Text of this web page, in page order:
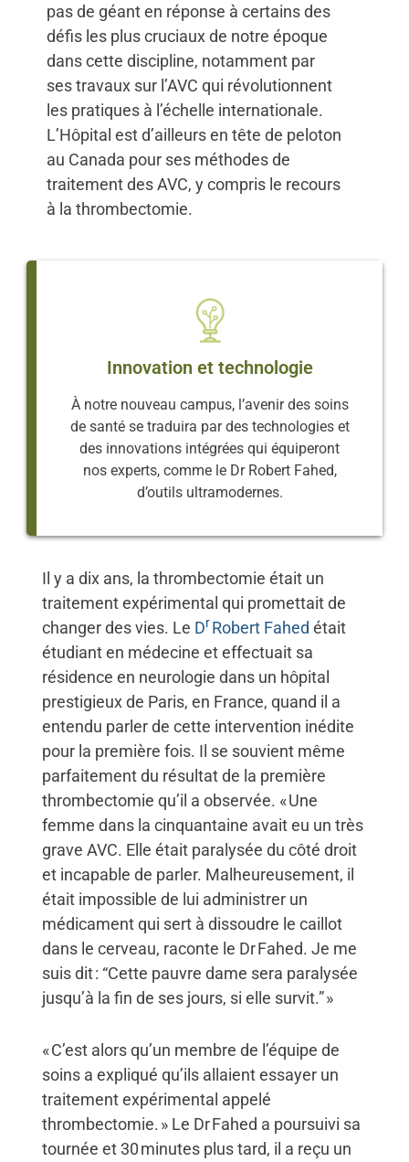
pas de géant en réponse à certains des
défis les plus cruciaux de notre époque
dans cette discipline, notamment par
ses travaux sur l’AVC qui révolutionnent
les pratiques à l’échelle internationale.
L’Hôpital est d’ailleurs en tête de peloton
au Canada pour ses méthodes de
traitement des AVC, y compris le recours
à la thrombectomie.
Innovation et technologie
À notre nouveau campus, l’avenir des soins
de santé se traduira par des technologies et
des innovations intégrées qui équiperont
nos experts, comme le Dr Robert Fahed,
d’outils ultramodernes.
Il y a dix ans, la thrombectomie était un
traitement expérimental qui promettait de
changer des vies. Le DrRobert Fahed était
étudiant en médecine et effectuait sa
résidence en neurologie dans un hôpital
prestigieux de Paris, en France, quand il a
entendu parler de cette intervention inédite
pour la première fois. Il se souvient même
parfaitement du résultat de la première
thrombectomie qu’il a observée. « Une
femme dans la cinquantaine avait eu un très
grave AVC. Elle était paralysée du côté droit
et incapable de parler. Malheureusement, il
était impossible de lui administrer un
médicament qui sert à dissoudre le caillot
dans le cerveau, raconte le Dr Fahed. Je me
suis dit : “Cette pauvre dame sera paralysée
jusqu’à la fin de ses jours, si elle survit.” »
« C’est alors qu’un membre de l’équipe de
soins a expliqué qu’ils allaient essayer un
traitement expérimental appelé
thrombectomie. » Le Dr Fahed a poursuivi sa
tournée et 30 minutes plus tard, il a reçu un